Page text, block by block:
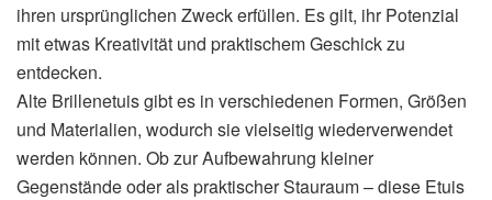
ihren ursprünglichen Zweck erfüllen. Es gilt, ihr Potenzial
mit etwas Kreativität und praktischem Geschick zu
entdecken.
Alte Brillenetuis gibt es in verschiedenen Formen, Größen
und Materialien, wodurch sie vielseitig wiederverwendet
werden können. Ob zur Aufbewahrung kleiner
Gegenstände oder als praktischer Stauraum – diese Etuis